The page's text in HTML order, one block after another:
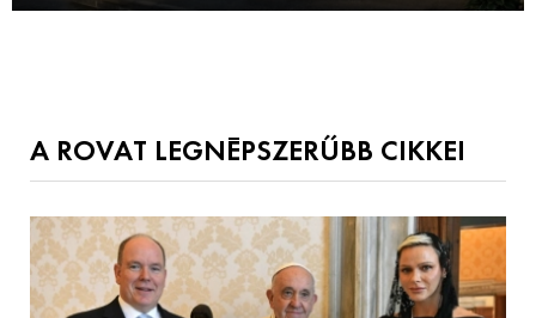
A ROVAT LEGNÉPSZERŰBB CIKKEI